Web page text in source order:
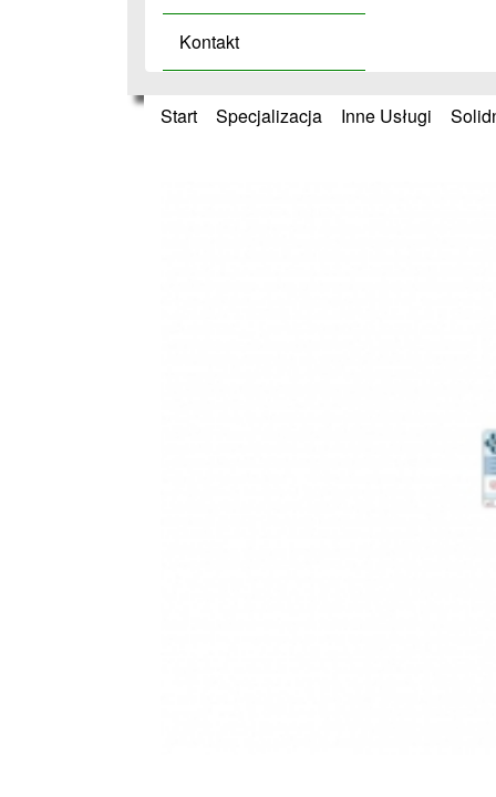
Kontakt
Start Specjalizacja Inne Usługi